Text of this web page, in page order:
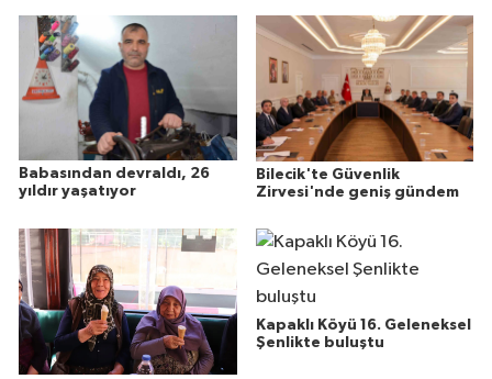
Babasından devraldı, 26
yıldır yaşatıyor
Bilecik'te Güvenlik
Zirvesi'nde geniş gündem
Kapaklı Köyü 16. Geleneksel
Şenlikte buluştu